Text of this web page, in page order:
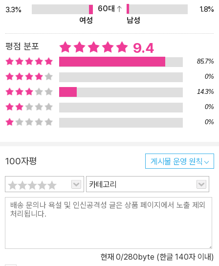
동가 황유나는 〈한국사회의 탈성매매를 위한 시작, 불처벌〉에서 한국
사회 성매매의 현실과 이에 대한 대안으로 거론되는 아이디어를 비판
적으로 살펴본다. 그에 따르면 한국 성산업은 합법과 불법의 경계를
가로지르며 끊임없이 팽창해왔다. 각종 ‘유흥’을 제공하는 주점과 다
방, 안마시술소를 비롯해 ‘자유업종’으로 불리는 키스방과 휴게텔은
물론, 채팅 앱을 통해 실시간으로 성이 거래되는 현실은 한국사회가
성의 거래에 깊숙이 연루되어 있음을 보여준다. 이에 대해 전면 비범
죄화, 합법화, 노르딕 모델(평등법) 등이 대안으로 거론되고 있다. 전
면 비범죄화는 성매매 여성에 대한 낙인을 없애기 위해 성노동을 보
성매매를 법으로 보장하면 성매매 여성에 대한 낙인이 사라질 것이라
는 논리에 근거한다. 하지만 이 모델은 한국사회가 사실상 성매매를
묵인하고 관리해온 역사를 살피지 못하기 때문에 성매매 여성에 대한
낙인을 줄일 수 있다는 기대는 허상에 머물기 쉽다. 마지막으로 노르
딕 모델은 성구매 남성만을 처벌하는 접근법으로, 반성매매운동 진영
숫자가 상대적으로 적고 길거리 성매매가 주를 이루는 북·서유럽에서
시행되고 있음을 생각해볼 필요가 있다. 노르딕 모델 역시 고도로 상
3.3% 60대
1.8%
여성
남성
평점 분포 9.4
85.7%
0%
14.3%
0%
0%
100자평 게시물 운영 원칙
카테고리
현재 0/280byte (한글 140자 이내)